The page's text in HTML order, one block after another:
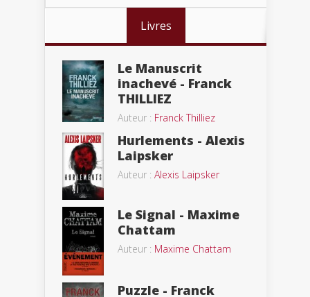
Livres
Le Manuscrit
inachevé - Franck
THILLIEZ
Auteur : Franck Thilliez
Hurlements - Alexis
Laipsker
Auteur : Alexis Laipsker
Le Signal - Maxime
Chattam
Auteur : Maxime Chattam
Puzzle - Franck